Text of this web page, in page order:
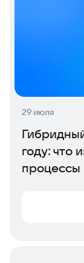
29 июля
году: что
процессы